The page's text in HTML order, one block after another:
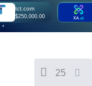
xa.ai
25